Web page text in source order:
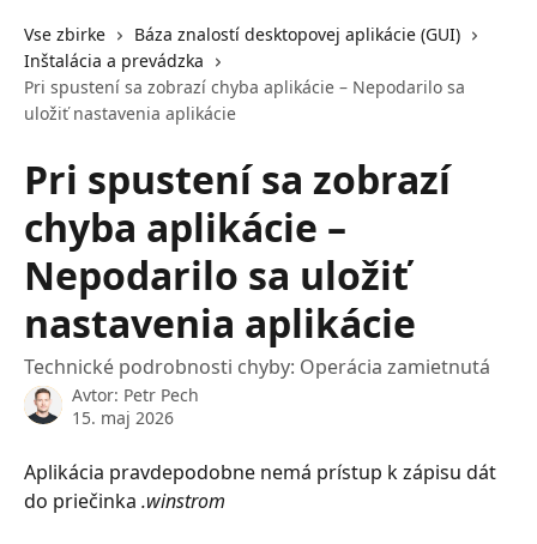
Vse zbirke
Báza znalostí desktopovej aplikácie (GUI)
Inštalácia a prevádzka
Pri spustení sa zobrazí chyba aplikácie – Nepodarilo sa
uložiť nastavenia aplikácie
Pri spustení sa zobrazí
chyba aplikácie –
Nepodarilo sa uložiť
nastavenia aplikácie
Technické podrobnosti chyby: Operácia zamietnutá
Avtor: Petr Pech
15. maj 2026
Aplikácia pravdepodobne nemá prístup k zápisu dát
do priečinka .winstrom